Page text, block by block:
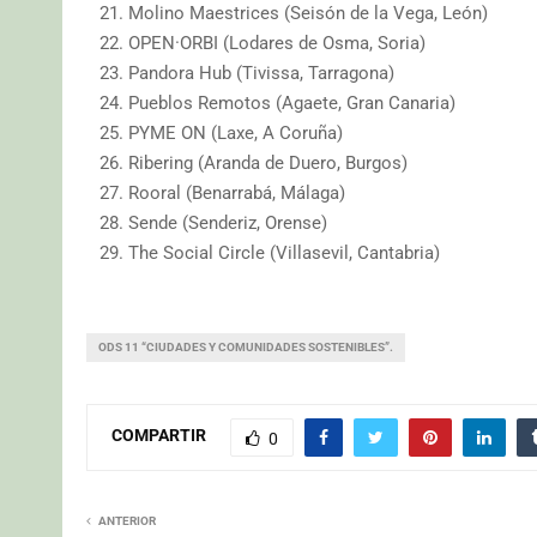
Molino Maestrices (Seisón de la Vega, León)
OPEN·ORBI (Lodares de Osma, Soria)
Pandora Hub (Tivissa, Tarragona)
Pueblos Remotos (Agaete, Gran Canaria)
PYME ON (Laxe, A Coruña)
Ribering (Aranda de Duero, Burgos)
Rooral (Benarrabá, Málaga)
Sende (Senderiz, Orense)
The Social Circle (Villasevil, Cantabria)
ODS 11 “CIUDADES Y COMUNIDADES SOSTENIBLES”.
COMPARTIR 0
ANTERIOR